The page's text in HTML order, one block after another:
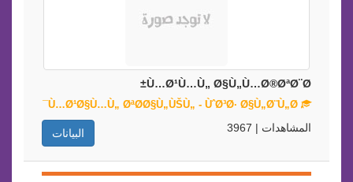
Ù…Ø¹Ù…Ù„ Ø§Ù„Ù…Ø®ØªØ¨Ø±
البيانات المشاهدات | 3967